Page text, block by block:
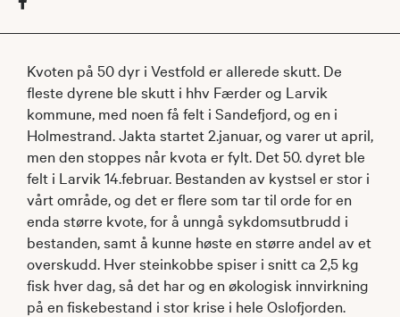
Kvoten på 50 dyr i Vestfold er allerede skutt. De
fleste dyrene ble skutt i hhv Færder og Larvik
kommune, med noen få felt i Sandefjord, og en i
Holmestrand. Jakta startet 2.januar, og varer ut april,
men den stoppes når kvota er fylt. Det 50. dyret ble
felt i Larvik 14.februar. Bestanden av kystsel er stor i
vårt område, og det er flere som tar til orde for en
enda større kvote, for å unngå sykdomsutbrudd i
bestanden, samt å kunne høste en større andel av et
overskudd. Hver steinkobbe spiser i snitt ca 2,5 kg
fisk hver dag, så det har og en økologisk innvirkning
på en fiskebestand i stor krise i hele Oslofjorden.